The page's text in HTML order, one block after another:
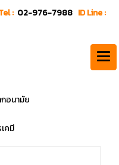
: 02-976-7988 ID Line :
อนามัย
คมี